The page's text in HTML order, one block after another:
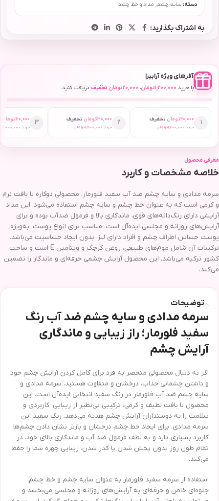
دسته: سایه چشم, مداد و خط چشم
به اشتراک بگذارید:
آفرهای ویژه آرابیرا
با خرید 1,200,000تومان، 20,000تومان تخفیف دریافت کنید.
1
20,000تومان تخفیف
خرید 1,200,000تومان
2
30,000تومان تخفیف
خرید 1,500,000تومان
3
60,000تومان
خرید 2,000,000
معرفی محصول
خلاصه مشخصات و کاربرد
سرمه مدادی و سایه چشم ضد آب سفید فلورمار، محصولی دوکاره با بافت نرم
و کرمی است که به عنوان خط چشم و سایه چشم استفاده می‌شود. این مداد
آرایشی دارای رنگ‌دانه‌های قوی، ماندگاری بالا و فرمول ضدآب بوده و برای
آرایش‌های روزانه و مجلسی ایده‌آل است. مناسب برای انواع پوست، به‌ویژه
پوست حساس اطراف چشم و افراد دارای لنز، بدون ایجاد حساسیت می‌باشد.
ترکیبات آن شامل موم‌های طبیعی، روغن کرچک و ویتامین E است و ساخت
کشور ترکیه می‌باشد. این محصول آرایش چشمی حرفه‌ای و ماندگار را تضمین
می‌کند.
توضیحات
سرمه مدادی و سایه چشم ضد آب رنگ
سفید فلورمار؛ راز زیبایی و ماندگاری
آرایش چشم
اگر به دنبال محصولی منحصر به فرد برای کامل کردن آرایش چشم خود
و داشتن چشمانی جذاب، درخشان و متفاوت هستید، سرمه مدادی و
سایه چشم ضد آب فلورمار در رنگ سفید انتخابی ایده‌آل است. این
محصول با بافت لطیف و کرمی، ترکیبی بی‌نظیر از زیبایی، کاربردی و
سلامت را به دوستداران آرایش چشم هدیه می‌دهد. رنگ سفید این
سرمه مدادی، برای ایجاد خط چشم درخشان و بازتر نشان دادن چشم‌ها
کاربرد بسیاری دارد و به لطف فرمول ضد آب و ماندگاری بالای خود، در
تمام طول روز بدون پخش شدن یا کدر شدن، زیبایی چهره شما را حفظ
می‌کند.
استفاده از سرمه سفید فلورمار به عنوان سایه چشم و خط چشم،
جلوه‌ای خاص و حرفه‌ای به آرایش‌های روزانه و مجلسی می‌بخشد و